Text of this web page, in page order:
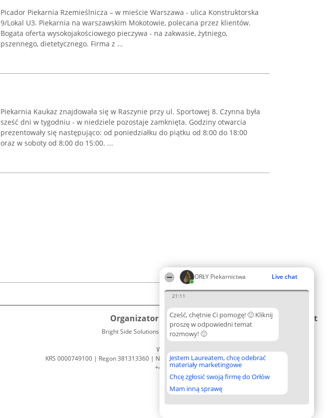
ORŁY Piekarnictwa Live chat
21:11
Cześć, chętnie Ci pomogę! 🙂 Kliknij
proszę w odpowiedni temat
rozmowy! 🙂
Jestem Laureatem, chcę odebrać
materiały marketingowe
Chcę zgłosić swoją firmę do Orłów
Mam inną sprawę
Picador Piekarnia Rzemieślnicza – w mieście Warszawa - ulica Konstruktorska
9/Lokal U3. Piekarnia na warszawskim Mokotowie, polecana przez klientów.
Bogata oferta wysokojakościowego pieczywa - na zakwasie, żytniego,
pszennego, dietetycznego. Firma z ...
Piekarnia Kaukaz znajdowała się w Raszynie przy ul. Sportowej 8. Czynna była
sześć dni w tygodniu - w niedziele pozostaje zamknięta. Godziny otwarcia
prezentowały się następująco: od poniedziałku do piątku od 8:00 do 18:00
oraz w soboty od 8:00 do 15:00. ...
Organizator plebiscytu
Bright Side Solutions sp. z o. o. sp. k.
ul. Ruska 22
Wrocław 50-079
KRS 0000749100 | Regon 381313360 | NIP 8943132676
+48 508 492 400
Plebiscyt
Lista
Laureatów
Zasady
Regulamin
Prywatności
Kontakt